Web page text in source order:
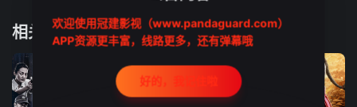
相关推荐欢迎使用冠建影视（www.pandaguard.com）
APP资源更丰富，线路更多，还有弹幕哦
好的，我记住啦